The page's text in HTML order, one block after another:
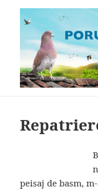
peisaj de basm,